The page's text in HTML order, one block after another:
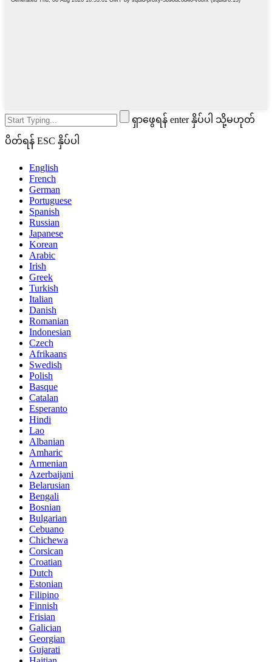
ရှာဖွေရန် enter နှိပ်ပါ သို့မဟုတ်
ပိတ်ရန် ESC နှိပ်ပါ
English
French
German
Portuguese
Spanish
Russian
Japanese
Korean
Arabic
Irish
Greek
Turkish
Italian
Danish
Romanian
Indonesian
Czech
Afrikaans
Swedish
Polish
Basque
Catalan
Esperanto
Hindi
Lao
Albanian
Amharic
Armenian
Azerbaijani
Belarusian
Bengali
Bosnian
Bulgarian
Cebuano
Chichewa
Corsican
Croatian
Dutch
Estonian
Filipino
Finnish
Frisian
Galician
Georgian
Gujarati